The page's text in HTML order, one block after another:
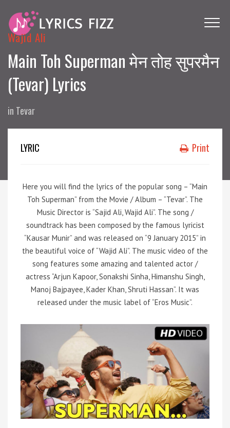
Wajid Ali
Main Toh Superman मेन तोह सुपरमैन
(Tevar) Lyrics
in Tevar
LYRIC Print
Here you will find the lyrics of the popular song – “Main
Toh Superman” from the Movie / Album – “Tevar”. The
Music Director is “Sajid Ali, Wajid Ali”. The song /
soundtrack has been composed by the famous lyricist
“Kausar Munir” and was released on “9 January 2015” in
the beautiful voice of “Wajid Ali”. The music video of the
song features some amazing and talented actor /
actress “Arjun Kapoor, Sonakshi Sinha, Himanshu Singh,
Manoj Bajpayee, Kader Khan, Shruti Hassan”. It was
released under the music label of “Eros Music”.